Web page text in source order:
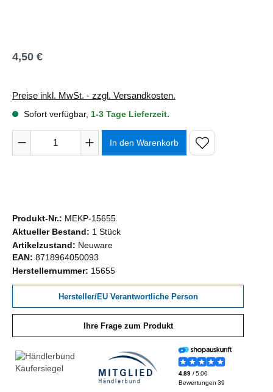
Regulärer Preis:
4,50 €
Preise inkl. MwSt. - zzgl. Versandkosten.
Sofort verfügbar, 1-3 Tage Lieferzeit.
Produkt Anzahl: Gib den gewünschten Wert ein oder
In den Warenkorb
Produkt-Nr.: MEKP-15655
Aktueller Bestand: 1 Stück
Artikelzustand: Neuware
EAN: 8718964050093
Herstellernummer: 15655
Hersteller/EU Verantwortliche Person
Ihre Frage zum Produkt